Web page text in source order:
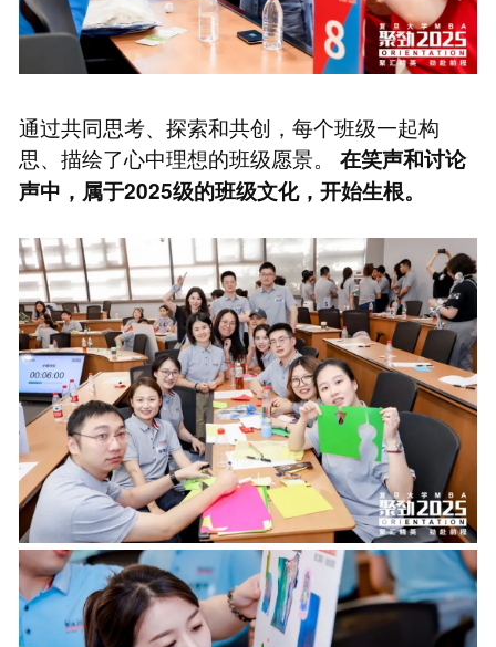
通过共同思考、探索和共创，每个班级一起构
思、描绘了心中理想的班级愿景。 在笑声和讨论
声中，属于2025级的班级文化，开始生根。